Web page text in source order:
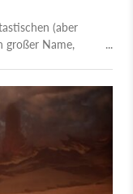
(aber
großer Name,
hat sich der
of Play am 24.
Szenen aus
erwartet,
gefällt, was ihr da
den 20. März